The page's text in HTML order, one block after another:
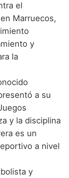
el
Marruecos,
y
la
a su
y la disciplina
es un
a nivel
y